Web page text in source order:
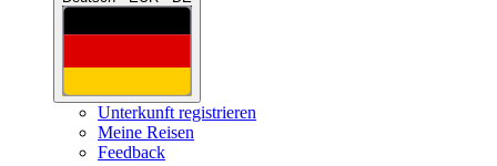
Unterkunft registrieren
Meine Reisen
Feedback